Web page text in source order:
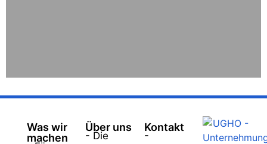
Was wir
machen
Über uns
- Die
Kontakt
-